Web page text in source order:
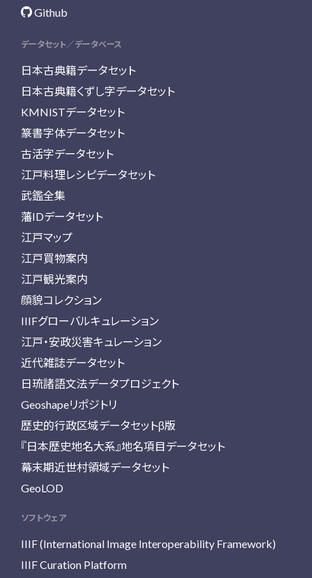
Github
データセット／データベース
日本古典籍データセット
日本古典籍くずし字データセット
KMNISTデータセット
篆書字体データセット
古活字データセット
江戸料理レシピデータセット
武鑑全集
藩IDデータセット
江戸マップ
江戸買物案内
江戸観光案内
顔貌コレクション
IIIFグローバルキュレーション
江戸・安政災害キュレーション
近代雑誌データセット
日琉諸語文法データプロジェクト
Geoshapeリポジトリ
歴史的行政区域データセットβ版
『日本歴史地名大系』地名項目データセット
幕末期近世村領域データセット
GeoLOD
ソフトウェア
IIIF (International Image Interoperability Framework)
IIIF Curation Platform